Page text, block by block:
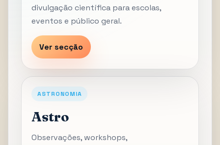
divulgação científica para escolas,
eventos e público geral.
Ver secção
ASTRONOMIA
Astro
Observações, workshops,